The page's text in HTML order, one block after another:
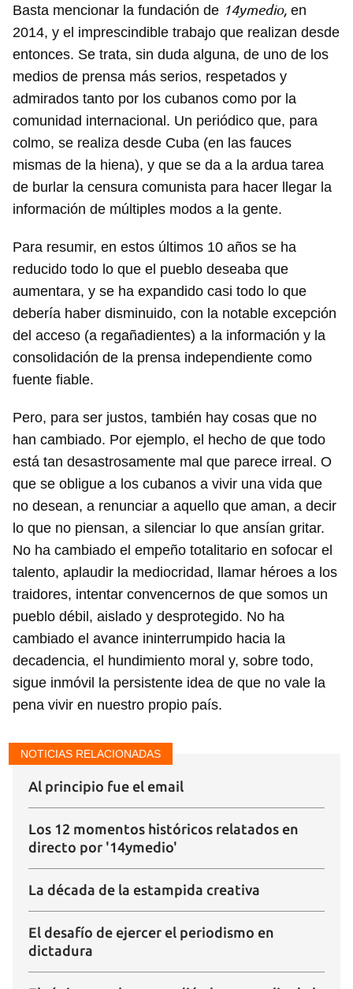
Guardar como favorito
iniciar sesión con tu cuenta de 14ymedio.
INICIAR SESIÓN CANCELAR
Basta mencionar la fundación de 14ymedio, en
2014, y el imprescindible trabajo que realizan desde
entonces. Se trata, sin duda alguna, de uno de los
medios de prensa más serios, respetados y
admirados tanto por los cubanos como por la
comunidad internacional. Un periódico que, para
colmo, se realiza desde Cuba (en las fauces
mismas de la hiena), y que se da a la ardua tarea
de burlar la censura comunista para hacer llegar la
información de múltiples modos a la gente.
Para resumir, en estos últimos 10 años se ha
reducido todo lo que el pueblo deseaba que
aumentara, y se ha expandido casi todo lo que
debería haber disminuido, con la notable excepción
del acceso (a regañadientes) a la información y la
consolidación de la prensa independiente como
fuente fiable.
Pero, para ser justos, también hay cosas que no
han cambiado. Por ejemplo, el hecho de que todo
está tan desastrosamente mal que parece irreal. O
que se obligue a los cubanos a vivir una vida que
no desean, a renunciar a aquello que aman, a decir
lo que no piensan, a silenciar lo que ansían gritar.
No ha cambiado el empeño totalitario en sofocar el
talento, aplaudir la mediocridad, llamar héroes a los
traidores, intentar convencernos de que somos un
pueblo débil, aislado y desprotegido. No ha
cambiado el avance ininterrumpido hacia la
decadencia, el hundimiento moral y, sobre todo,
sigue inmóvil la persistente idea de que no vale la
pena vivir en nuestro propio país.
NOTICIAS RELACIONADAS
Al principio fue el email
Los 12 momentos históricos relatados en
directo por '14ymedio'
La década de la estampida creativa
El desafío de ejercer el periodismo en
dictadura